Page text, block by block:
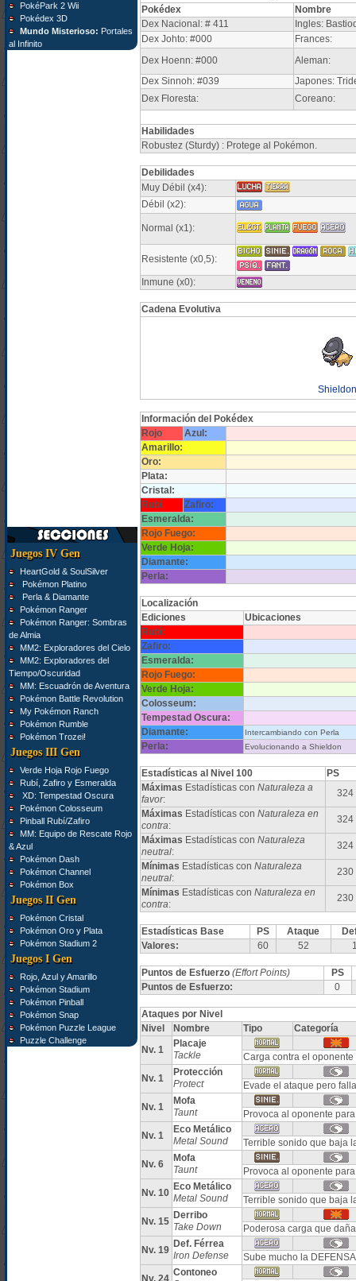
PokéPark 2 Wii
Pokédex 3D
Mundo Misterioso: Portales
al Infinito
Juegos IV Gen
HeartGold & SoulSilver
Pokémon Platino
Perla & Diamante
Pokémon Ranger
Pokémon Ranger: Sombras
de Almia
MM2: Exploradores del Cielo
MM2: Exploradores del
Tiempo/Oscuridad
MM: Escuadrón de Aventura
Pokémon Battle Revolution
My Pokémon Ranch
Pokémon Rumble
Pokémon Trozei!
Juegos III Gen
Verde Hoja Rojo Fuego
Rubí, Zafiro y Esmeralda
XD: Tempestad Oscura
Pokémon Colosseum
Pinball Rubí/Zafiro
MM: Equipo de Rescate Rojo
& Azul
Pokémon Dash
Pokémon Channel
Pokémon Box
Juegos II Gen
Pokémon Cristal
Pokémon Oro y Plata
Pokémon Stadium 2
Juegos I Gen
Rojo, Azul y Amarillo
Pokémon Stadium
Pokémon Pinball
Pokémon Snap
Pokémon Puzzle League
Puzzle Challenge
Pokédex
Nombre
Dex Nacional: # 411
Ingles:
Dex Johto: #000
Frances:
Dex Hoenn: #000
Aleman:
Dex Sinnoh: #039
Japones:
Dex Floresta:
Coreano:
Habilidades
Robustez (Sturdy) : Protege al Pokémon.
Debilidades
Muy Débil (x4):
Débil (x2):
Normal (x1):
Resistente (x0,5):
Inmune (x0):
Cadena Evolutiva
Shieldon
Información del Pokédex
Rojo
Azul:
Amarillo:
Oro:
Plata:
Cristal:
Rubí
Zafiro:
Esmeralda:
Rojo Fuego:
Verde Hoja:
Diamante:
Perla:
Localización
Ediciones
Ubicaciones
Rubí:
Zafiro:
Esmeralda:
Rojo Fuego:
Verde Hoja:
Colosseum:
Tempestad Oscura:
Diamante:
Intercambiando con Perla
Perla: Evolucionando a Shieldon
Estadísticas al Nivel 100
PS
Máximas Estadísticas con Naturaleza a
favor:
324
Máximas Estadísticas con Naturaleza en
contra:
324
Máximas Estadísticas con Naturaleza
neutral:
324
Mínimas Estadísticas con Naturaleza
neutral:
230
Mínimas Estadísticas con Naturaleza en
contra:
230
Estadísticas Base PS Ataque
Valores:
60 52
Puntos de Esfuerzo (Effort Points)
PS
Puntos de Esfuerzo:
0
Ataques por Nivel
Nivel
Nombre Tipo
Categoría
Nv. 1
Placaje
Tackle
Carga contra el
Nv. 1
Protección
Protect
Evade el ataque pero
Nv. 1
Mofa
Taunt
Provoca al oponente
Nv. 1
Eco Metálico
Metal Sound
Terrible sonido que baja
Nv. 6
Mofa
Taunt
Provoca al oponente
Nv. 10
Eco Metálico
Metal Sound
Terrible sonido que baja
Nv. 15
Derribo
Take Down
Poderosa carga que
Nv. 19
Def. Férrea
Iron Defense
Sube mucho la
Nv. 24
Contoneo